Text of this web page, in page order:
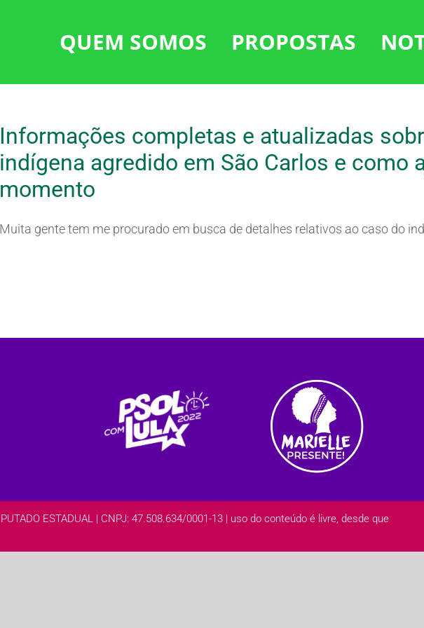
QUEM SOMOS PROPOSTAS
Informações completas e atualizadas
indígena agredido em São Carlos e como
momento
Muita gente tem me procurado em busca de detalhes relativos ao caso do
ESTADUAL | CNPJ: 47.508.634/0001-13 | uso do conteúdo é livre, desde que